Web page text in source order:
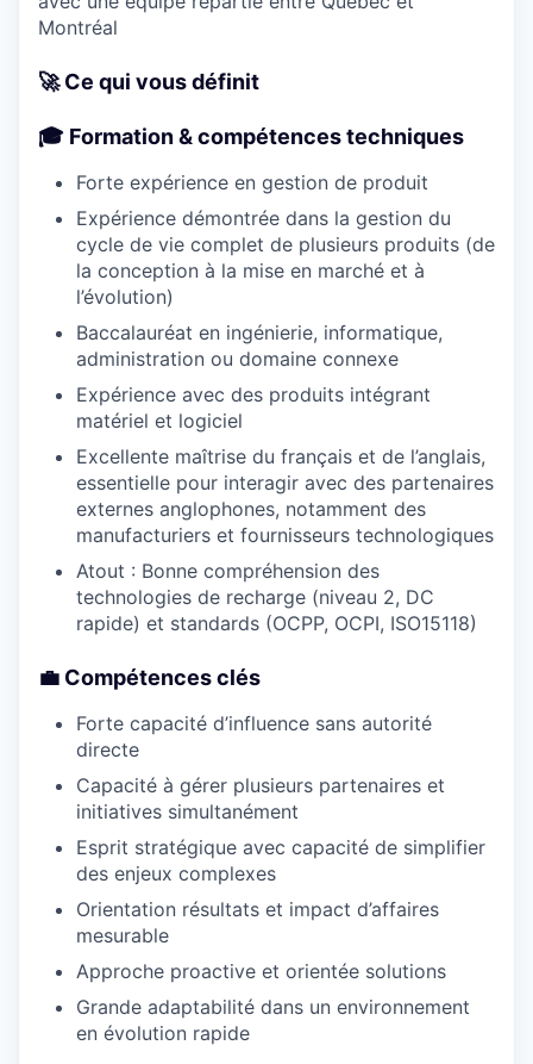
Montréal
🚀Ce qui vous définit
🎓 Formation & compétences techniques
Forte expérience en gestion de produit
Expérience démontrée dans la gestion du
cycle de vie complet de plusieurs produits (de
la conception à la mise en marché et à
l’évolution)
Baccalauréat en ingénierie, informatique,
administration ou domaine connexe
Expérience avec des produits intégrant
matériel et logiciel
Excellente maîtrise du français et de l’anglais,
essentielle pour interagir avec des partenaires
externes anglophones, notamment des
manufacturiers et fournisseurs technologiques
Atout : Bonne compréhension des
technologies de recharge (niveau 2, DC
rapide) et standards (OCPP, OCPI, ISO15118)
💼 Compétences clés
Forte capacité d’influence sans autorité
directe
Capacité à gérer plusieurs partenaires et
initiatives simultanément
Esprit stratégique avec capacité de simplifier
des enjeux complexes
Orientation résultats et impact d’affaires
mesurable
Approche proactive et orientée solutions
Grande adaptabilité dans un environnement
en évolution rapide